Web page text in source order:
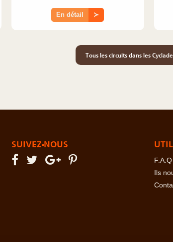
En détail ≻
Tous les circuits dans les
SUIVEZ-NOUS
F.A.Q
Ils